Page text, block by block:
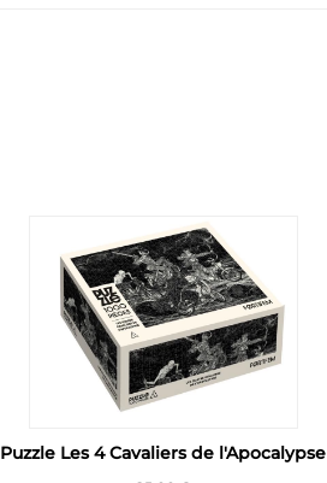
Puzzle Les 4 Cavaliers de l'Apocalypse